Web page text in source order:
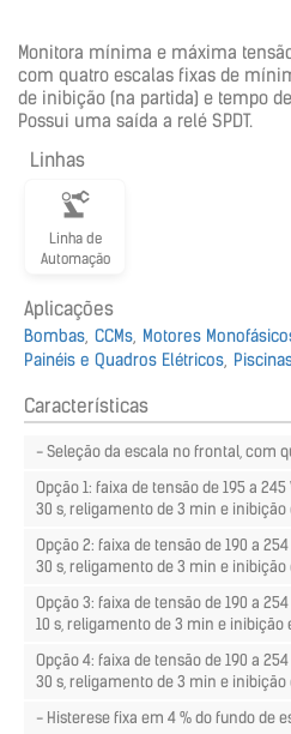
Monitora mínima e máxima
com quatro escalas fixas de
de inibição (na partida) e tempo
Possui uma saída a relé SPDT.
Linhas
Linha de
Automação
Aplicações
Bombas CCMs Motores
Painéis e Quadros Elétricos
Características
- Seleção da escala no frontal, com
Opção 1: faixa de tensão de 195 a
30 s, religamento de 3 min e inibição
Opção 2: faixa de tensão de 190 a
30 s, religamento de 3 min e inibição
Opção 3: faixa de tensão de 190 a
10 s, religamento de 3 min e inibição
Opção 4: faixa de tensão de 190 a
30 s, religamento de 3 min e inibição
- Histerese fixa em 4 % do fundo de